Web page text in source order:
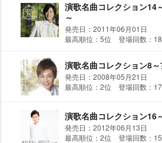
演歌名曲コレクション14
～
発売日：2011年06月01日
最高順位：5位 登場回数：
演歌名曲コレクション8
発売日：2008年05月21日
最高順位：2位 登場回数：
演歌名曲コレクション16
発売日：2012年06月13日
最高順位：2位 登場回数：